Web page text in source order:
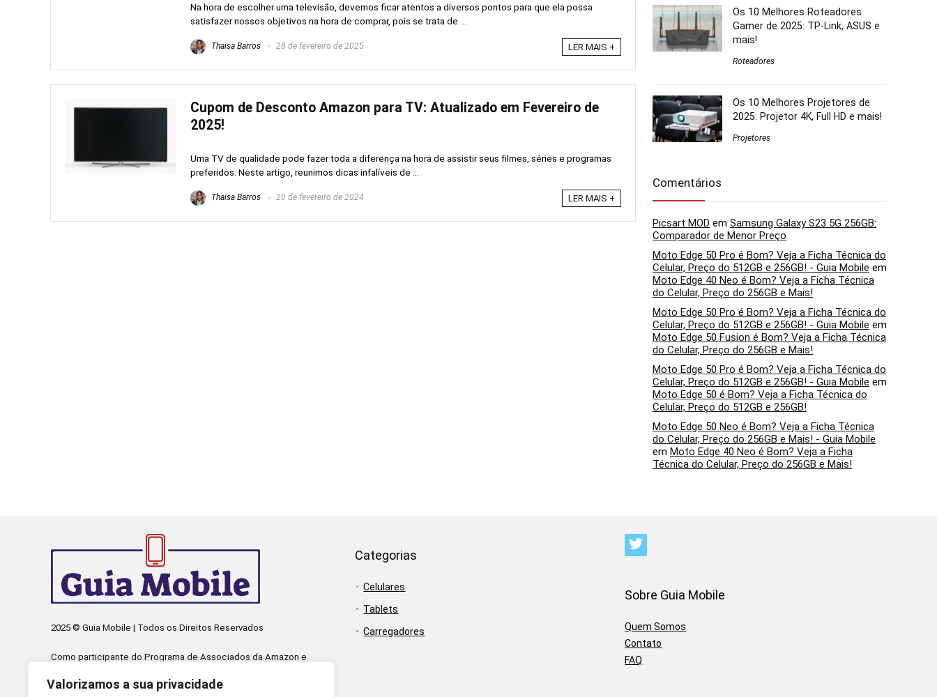
Valorizamos a sua privacidade
Na hora de escolher uma televisão, devemos ficar atentos a diversos pontos para que ela possa
satisfazer nossos objetivos na hora de comprar, pois se trata de ...
Thaisa Barros 28 de fevereiro de 2025 LER MAIS +
Cupom de Desconto Amazon para TV: Atualizado em Fevereiro de
2025!
Uma TV de qualidade pode fazer toda a diferença na hora de assistir seus filmes, séries e programas
preferidos. Neste artigo, reunimos dicas infalíveis de ...
Thaisa Barros 20 de fevereiro de 2024 LER MAIS +
Os 10 Melhores Roteadores
Gamer de 2025: TP-Link, ASUS e
mais!
Roteadores
Os 10 Melhores Projetores de
2025: Projetor 4K, Full HD e mais!
Projetores
Comentários
Picsart MOD em Samsung Galaxy S23 5G 256GB:
Comparador de Menor Preço
Moto Edge 50 Pro é Bom? Veja a Ficha Técnica do
Celular, Preço do 512GB e 256GB! - Guia Mobile em
Moto Edge 40 Neo é Bom? Veja a Ficha Técnica
do Celular, Preço do 256GB e Mais!
Moto Edge 50 Pro é Bom? Veja a Ficha Técnica do
Celular, Preço do 512GB e 256GB! - Guia Mobile em
Moto Edge 50 Fusion é Bom? Veja a Ficha Técnica
do Celular, Preço do 256GB e Mais!
Moto Edge 50 Pro é Bom? Veja a Ficha Técnica do
Celular, Preço do 512GB e 256GB! - Guia Mobile em
Moto Edge 50 é Bom? Veja a Ficha Técnica do
Celular, Preço do 512GB e 256GB!
Moto Edge 50 Neo é Bom? Veja a Ficha Técnica
do Celular, Preço do 256GB e Mais! - Guia Mobile
em Moto Edge 40 Neo é Bom? Veja a Ficha
Técnica do Celular, Preço do 256GB e Mais!
2025 © Guia Mobile | Todos os Direitos Reservados
Como participante do Programa de Associados da Amazon e
pelas compras qualificadas efetuadas.
Categorias
Celulares
Tablets
Carregadores
Sobre Guia Mobile
Quem Somos
Contato
FAQ